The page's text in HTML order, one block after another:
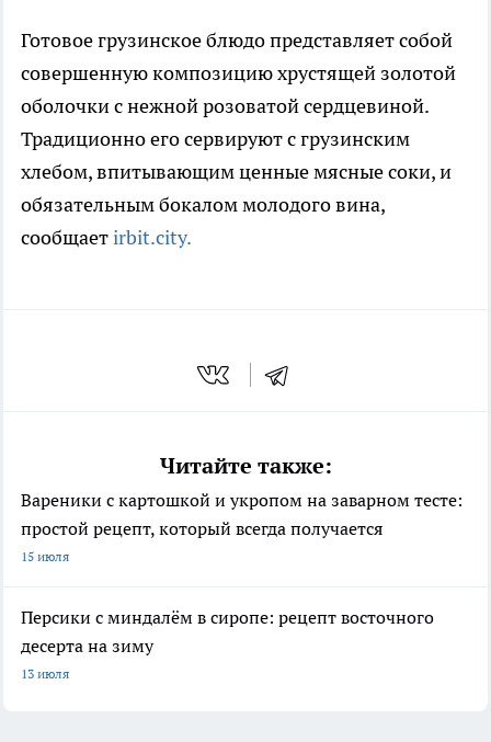
Готовое грузинское блюдо представляет собой
совершенную композицию хрустящей золотой
оболочки с нежной розоватой сердцевиной.
Традиционно его сервируют с грузинским
хлебом, впитывающим ценные мясные соки, и
обязательным бокалом молодого вина,
сообщаетirbit.city.
Читайте также:
Вареники с картошкой и укропом на заварном тесте:
простой рецепт, который всегда получается
15 июля
Персики с миндалём в сиропе: рецепт восточного
десерта на зиму
13 июля